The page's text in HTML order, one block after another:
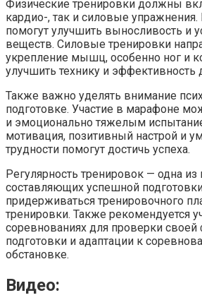
Физические тренировки должны
кардио-, так и силовые
помогут улучшить выносливость и
веществ. Силовые тренировки
укрепление мышц, особенно ног и
улучшить технику и эффективность
Также важно уделять внимание
подготовке. Участие в марафоне
и эмоционально тяжелым
мотивация, позитивный настрой и
трудности помогут достичь успеха.
Регулярность тренировок — одна из
составляющих успешной
придерживаться тренировочного
тренировки. Также рекомендуется
соревнованиях для проверки своей
подготовки и адаптации к
обстановке.
Видео: